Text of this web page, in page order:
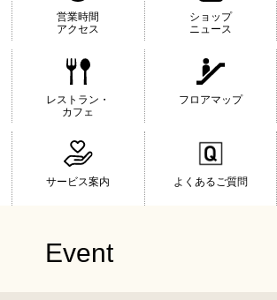
営業時間
アクセス
ショップ
ニュース
レストラン・
カフェ
フロアマップ
サービス案内 よくあるご質問
Event